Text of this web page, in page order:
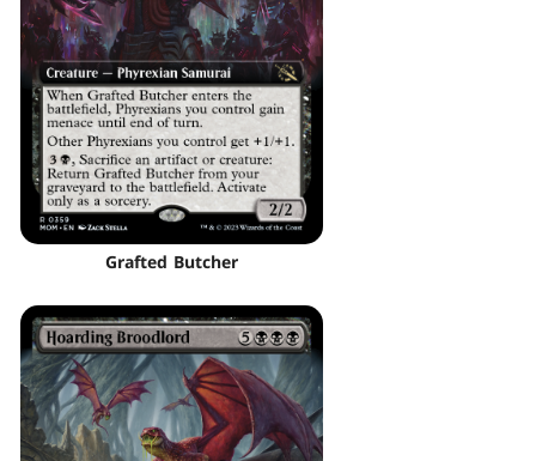
Grafted Butcher